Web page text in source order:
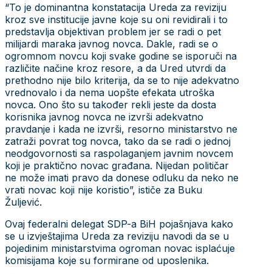
“To je dominantna konstatacija Ureda za reviziju
kroz sve institucije javne koje su oni revidirali i to
predstavlja objektivan problem jer se radi o pet
milijardi maraka javnog novca. Dakle, radi se o
ogromnom novcu koji svake godine se isporuči na
različite načine kroz resore, a da Ured utvrdi da
prethodno nije bilo kriterija, da se to nije adekvatno
vrednovalo i da nema uopšte efekata utroška
novca. Ono što su također rekli jeste da dosta
korisnika javnog novca ne izvrši adekvatno
pravdanje i kada ne izvrši, resorno ministarstvo ne
zatraži povrat tog novca, tako da se radi o jednoj
neodgovornosti sa raspolaganjem javnim novcem
koji je praktično novac građana. Nijedan političar
ne može imati pravo da donese odluku da neko ne
vrati novac koji nije koristio”, ističe za Buku
Žuljević.
Ovaj federalni delegat SDP-a BiH pojašnjava kako
se u izvještajima Ureda za reviziju navodi da se u
pojedinim ministarstvima ogroman novac isplaćuje
komisijama koje su formirane od uposlenika.